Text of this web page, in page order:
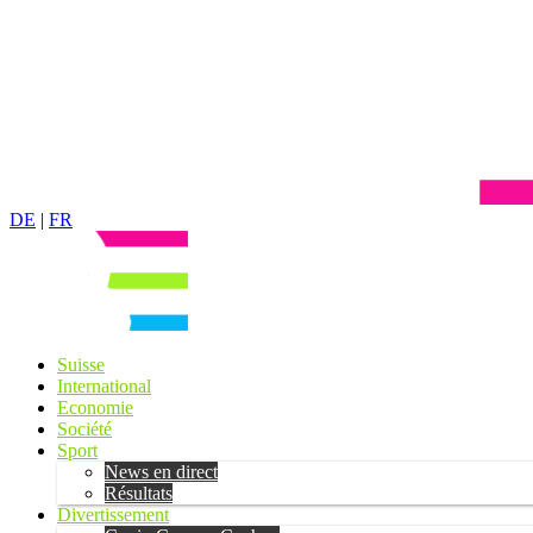
DE | FR
Suisse
International
Economie
Société
Sport
News en direct
Résultats
Divertissement